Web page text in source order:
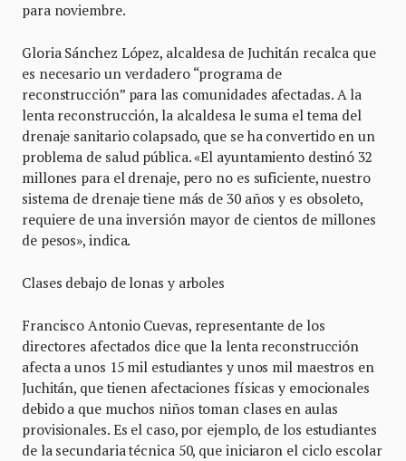
para noviembre.
Gloria Sánchez López, alcaldesa de Juchitán recalca que
es necesario un verdadero “programa de
reconstrucción” para las comunidades afectadas. A la
lenta reconstrucción, la alcaldesa le suma el tema del
drenaje sanitario colapsado, que se ha convertido en un
problema de salud pública. «El ayuntamiento destinó 32
millones para el drenaje, pero no es suficiente, nuestro
sistema de drenaje tiene más de 30 años y es obsoleto,
requiere de una inversión mayor de cientos de millones
de pesos», indica.
Clases debajo de lonas y arboles
Francisco Antonio Cuevas, representante de los
directores afectados dice que la lenta reconstrucción
afecta a unos 15 mil estudiantes y unos mil maestros en
Juchitán, que tienen afectaciones físicas y emocionales
debido a que muchos niños toman clases en aulas
provisionales. Es el caso, por ejemplo, de los estudiantes
de la secundaria técnica 50, que iniciaron el ciclo escolar